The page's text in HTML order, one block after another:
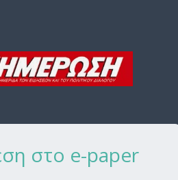
στο e-paper